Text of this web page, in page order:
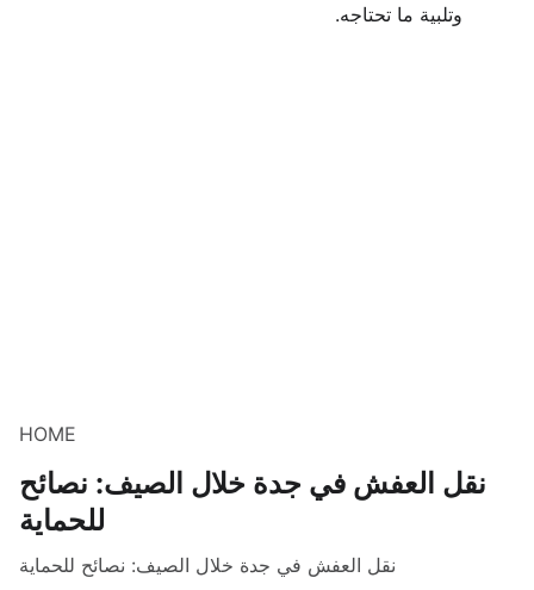
وتلبية ما تحتاجه.
HOME
نقل العفش في جدة خلال الصيف: نصائح
للحماية
نقل العفش في جدة خلال الصيف: نصائح للحماية